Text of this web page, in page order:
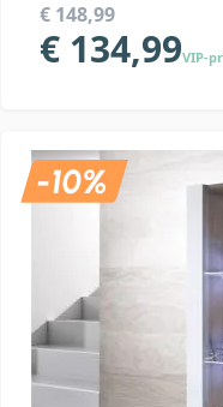
€ 148,99
€ 134,99VIP-